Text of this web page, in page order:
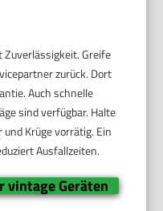
Zuverlässigkeit. Greife
zurück. Dort
Auch schnelle
sind verfügbar. Halte
Krüge vorrätig. Ein
Ausfallzeiten.
vintage Geräten